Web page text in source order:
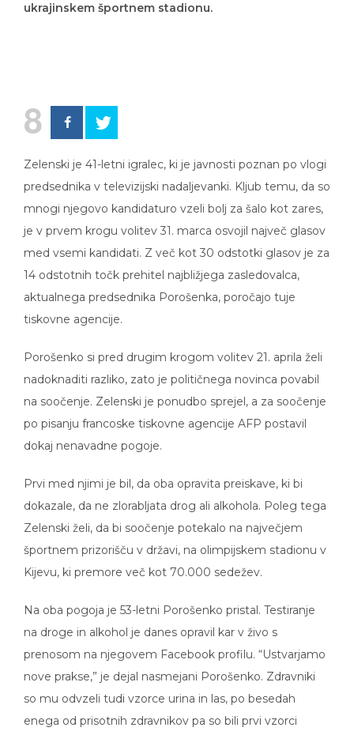
ukrajinskem športnem stadionu.
8
Zelenski je 41-letni igralec, ki je javnosti poznan po vlogi
predsednika v televizijski nadaljevanki. Kljub temu, da so
mnogi njegovo kandidaturo vzeli bolj za šalo kot zares,
je v prvem krogu volitev 31. marca osvojil največ glasov
med vsemi kandidati. Z več kot 30 odstotki glasov je za
14 odstotnih točk prehitel najbližjega zasledovalca,
aktualnega predsednika Porošenka, poročajo tuje
tiskovne agencije.
Porošenko si pred drugim krogom volitev 21. aprila želi
nadoknaditi razliko, zato je političnega novinca povabil
na soočenje. Zelenski je ponudbo sprejel, a za soočenje
po pisanju francoske tiskovne agencije AFP postavil
dokaj nenavadne pogoje.
Prvi med njimi je bil, da oba opravita preiskave, ki bi
dokazale, da ne zlorabljata drog ali alkohola. Poleg tega
Zelenski želi, da bi soočenje potekalo na največjem
športnem prizorišču v državi, na olimpijskem stadionu v
Kijevu, ki premore več kot 70.000 sedežev.
Na oba pogoja je 53-letni Porošenko pristal. Testiranje
na droge in alkohol je danes opravil kar v živo s
prenosom na njegovem Facebook profilu. “Ustvarjamo
nove prakse,” je dejal nasmejani Porošenko. Zdravniki
so mu odvzeli tudi vzorce urina in las, po besedah
enega od prisotnih zdravnikov pa so bili prvi vzorci